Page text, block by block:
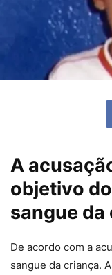
A
objetivo
sangue da
De acordo com a
sangue da criança.